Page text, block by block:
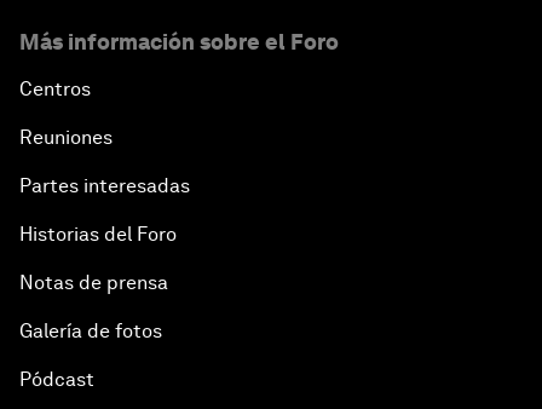
Más información sobre el Foro
Centros
Reuniones
Partes interesadas
Historias del Foro
Notas de prensa
Galería de fotos
Pódcast